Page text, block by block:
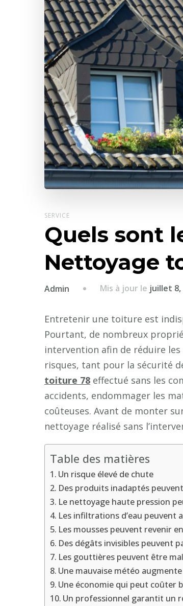
SERVICE
Quels sont
Nettoyage
Admin Mis à jour le juillet 8,
Entretenir une toiture est
Pourtant, de nombreux
intervention afin de réduire
risques, tant pour la sécurité
toiture 78 effectué sans les
accidents, endommager les
coûteuses. Avant de monter
nettoyage réalisé sans
Table des matières
Un risque élevé de chute
Des produits inadaptés
Le nettoyage haute pression
Les infiltrations d’eau peuvent
Les mousses peuvent revenir
Des dégâts invisibles peuvent
Les gouttières peuvent être
Une mauvaise météo
Une économie qui peut coûter
Un professionnel garantit un